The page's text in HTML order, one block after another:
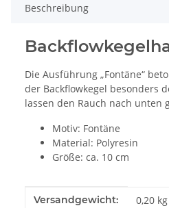
Beschreibung
Die Ausführung „Fontäne“
der Backflowkegel besonders
lassen den Rauch nach unten
Motiv: Fontäne
Material: Polyresin
Größe: ca. 10 cm
Produkteigenschaft
Wert
Versandgewicht: 0,20 kg